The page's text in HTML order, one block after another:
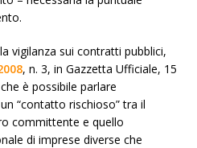
vigilanza sui contratti pubblici,
, n. 3, in Gazzetta Ufficiale, 15
è possibile parlare
“contatto rischioso” tra il
committente e quello
di imprese diverse che